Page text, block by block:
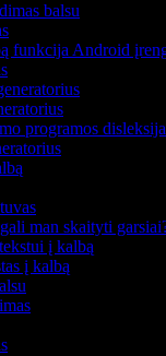
balsu
funkcija Android
programos
man skaityti
į kalbą
į kalbą